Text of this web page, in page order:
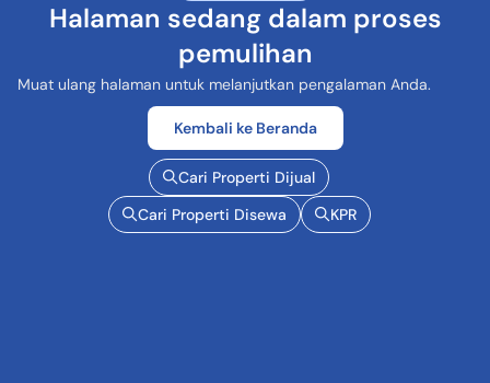
Halaman sedang dalam proses
pemulihan
Muat ulang halaman untuk melanjutkan pengalaman Anda.
Kembali ke Beranda
Cari Properti Dijual
Cari Properti Disewa
KPR